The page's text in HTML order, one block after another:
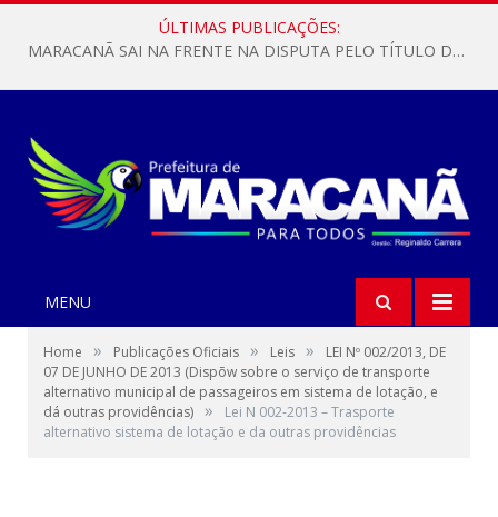
ÚLTIMAS PUBLICAÇÕES:
MARACANÃ SAI NA FRENTE NA DISPUTA PELO TÍTULO DA COPA PARÁ SUB-17!
MENU
Home » Publicações Oficiais » Leis »
LEI Nº 002/2013, DE
07 DE JUNHO DE 2013 (Dispõw sobre o serviço de transporte
alternativo municipal de passageiros em sistema de lotação, e
dá outras providências) »
Lei N 002-2013 – Trasporte
alternativo sistema de lotação e da outras providências